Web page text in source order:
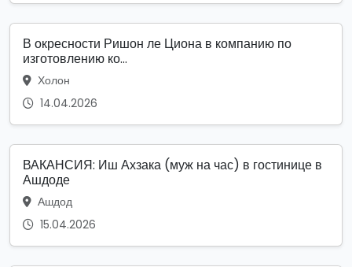
В окресности Ришон ле Циона в компанию по
изготовлению ко...
Холон
14.04.2026
ВАКАНСИЯ: Иш Ахзака (муж на час) в гостинице в
Ашдоде
Ашдод
15.04.2026